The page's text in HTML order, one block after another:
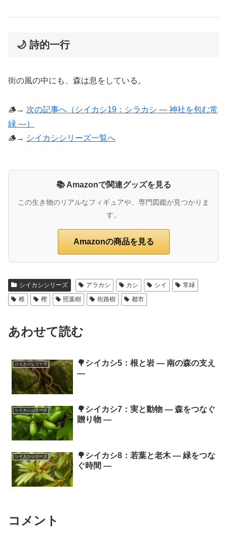
🌙 詩的一行
街の風の中にも、森は息をしている。
🪵→ 次の記事へ（シイカシ19：シラカシ ― 神社を包む常
緑 ―）
🪵→ シイカシシリーズ一覧へ
📚 Amazonで関連グッズを見る
この生き物のリアルなフィギュアや、専門図鑑が見つかりま
す。
Amazonの商品を見る
シイカシシリーズ アラカシ カシ シイ
常緑
椎
樫 照葉樹 街路樹 都市
あわせて読む
シイカシシリーズ
🌳シイカシ5：根と岩 ― 南の森の支え
―
シイカシシリーズ
🌳シイカシ7：実と動物 ― 森をつなぐ
贈り物 ―
シイカシシリーズ
🌳シイカシ8：若葉と老木 ― 緑をつな
ぐ時間 ―
コメント